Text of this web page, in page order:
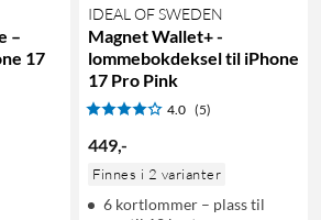
–
17
IDEAL OF SWEDEN
Magnet Wallet+ -
lommebokdeksel til iPhone
17 Pro Pink
4.0 (5)
449,-
Finnes i 2 varianter
6 kortlommer – plass til